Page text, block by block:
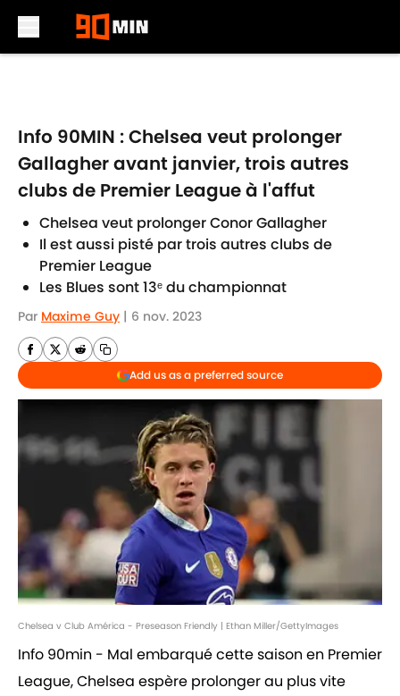
Info 90MIN : Chelsea veut prolonger
Gallagher avant janvier, trois autres
clubs de Premier League à l'affut
Chelsea veut prolonger Conor Gallagher
Il est aussi pisté par trois autres clubs de
Premier League
Les Blues sont 13ᵉ du championnat
Par Maxime Guy | 6 nov. 2023
Add us as a preferred source
Chelsea v Club América - Preseason Friendly | Ethan Miller/GettyImages
Info 90min - Mal embarqué cette saison en Premier
League, Chelsea espère prolonger au plus vite